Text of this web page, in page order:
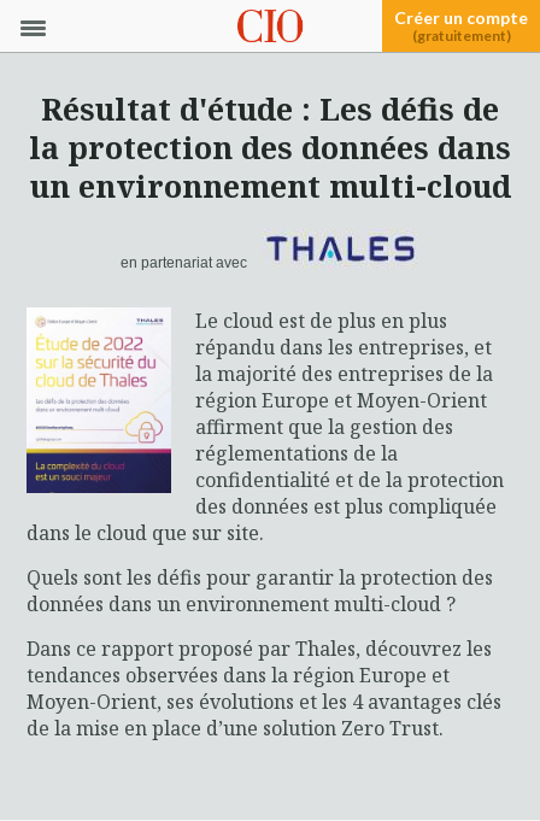
Créer un compte
(gratuitement)
Résultat d'étude : Les défis de
la protection des données dans
un environnement multi-cloud
en partenariat avec
Le cloud est de plus en plus
répandu dans les entreprises, et
la majorité des entreprises de la
région Europe et Moyen-Orient
affirment que la gestion des
réglementations de la
confidentialité et de la protection
des données est plus compliquée
dans le cloud que sur site.
Quels sont les défis pour garantir la protection des
données dans un environnement multi-cloud ?
Dans ce rapport proposé par Thales, découvrez les
tendances observées dans la région Europe et
Moyen-Orient, ses évolutions et les 4 avantages clés
de la mise en place d’une solution Zero Trust.